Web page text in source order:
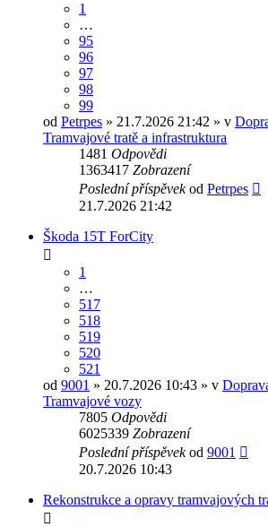
1
…
95
96
97
98
99
od Petrpes » 21.7.2026 21:42 » v
Tramvajové tratě a infrastruktura
1481 Odpovědi
1363417 Zobrazení
Poslední příspěvekod Petrpes
21.7.2026 21:42
Škoda 15T ForCity
1
…
517
518
519
520
521
od 9001 » 20.7.2026 10:43 » v
Tramvajové vozy
7805 Odpovědi
6025339 Zobrazení
Poslední příspěvekod 9001
20.7.2026 10:43
Rekonstrukce a opravy tramvajových